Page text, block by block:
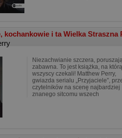
kochankowie i ta Wielka Straszna
Niezachwianie szczera,
zabawna. To jest książka, na którą
wszyscy czekali! Matthew Perry,
gwiazda serialu „Przyjaciele”,
czytelników na scenę najbardziej
znanego sitcomu wszech